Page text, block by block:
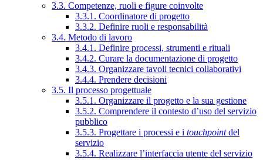
3.3. Competenze, ruoli e figure coinvolte
3.3.1. Coordinatore di progetto
3.3.2. Definire ruoli e responsabilità
3.4. Metodo di lavoro
3.4.1. Definire processi, strumenti e rituali
3.4.2. Curare la documentazione di progetto
3.4.3. Organizzare tavoli tecnici collaborativi
3.4.4. Prendere decisioni
3.5. Il processo progettuale
3.5.1. Organizzare il progetto e la sua gestione
3.5.2. Comprendere il contesto d’uso del servizio
pubblico
3.5.3. Progettare i processi e i touchpointdel
servizio
3.5.4. Realizzare l’interfaccia utente del servizio